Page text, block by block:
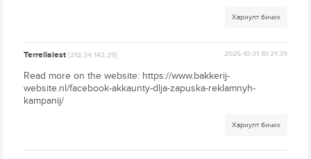
Хариулт бичих
Terrellalest[212.34.142.29] 2025-10-31 10:21:39
Read more on the website: https://www.bakkerij-
website.nl/facebook-akkaunty-dlja-zapuska-reklamnyh-
kampanij/
Хариулт бичих